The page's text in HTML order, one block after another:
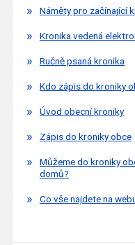
Náměty pro začínající
Kronika vedená
Ručně psaná kronika
Kdo zápis do kroniky
Úvod obecní kroniky
Zápis do kroniky obce
Můžeme do kroniky
domů?
Co vše najdete na